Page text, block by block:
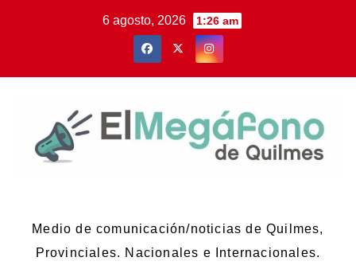
6 agosto, 2026 1:26 am
Medio de comunicación/noticias de Quilmes,
Provinciales. Nacionales e Internacionales.